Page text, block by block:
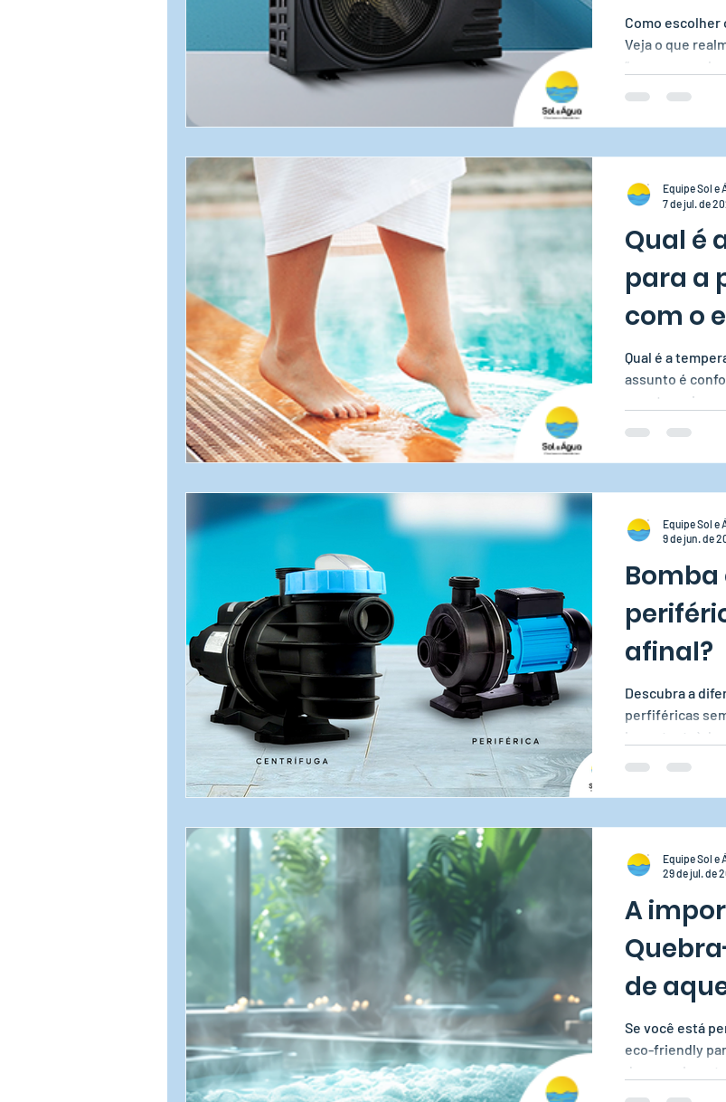
Como escolher
Veja o que realmente
“comprar
Qual é
para a
com o
Qual é a
assunto é
quanto mais
Acessórios te
Equipe Sol e
7 de jul. de
afinal?
Descubra a
perfiféricas
importante) do
Equipe Sol e
9 de jun. de
A
de
água.
Se você está
eco-friendly
de
Equipe Sol e
29 de jul. de